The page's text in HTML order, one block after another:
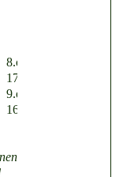
8.oo-
17.oo
9.oo-
16.oo